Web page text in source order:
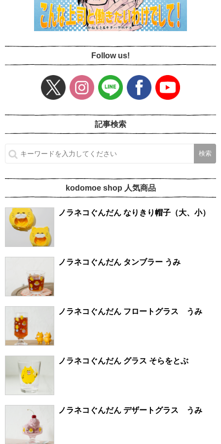
Follow us!
記事検索
kodomoe shop 人気商品
ノラネコぐんだん なりきり帽子（大、小）
ノラネコぐんだん タンブラー うみ
ノラネコぐんだん フロートグラス うみ
ノラネコぐんだん グラス そらをとぶ
ノラネコぐんだん デザートグラス うみ